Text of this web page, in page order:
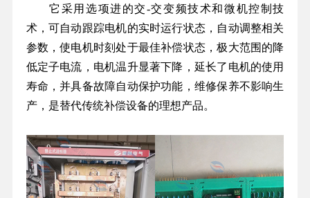
它采用选项进的交-交变频技术和微机控制技
术，可自动跟踪电机的实时运行状态，自动调整相关
参数，使电机时刻处于最佳补偿状态，极大范围的降
低定子电流，电机温升显著下降，延长了电机的使用
寿命，并具备故障自动保护功能，维修保养不影响生
产，是替代传统补偿设备的理想产品。